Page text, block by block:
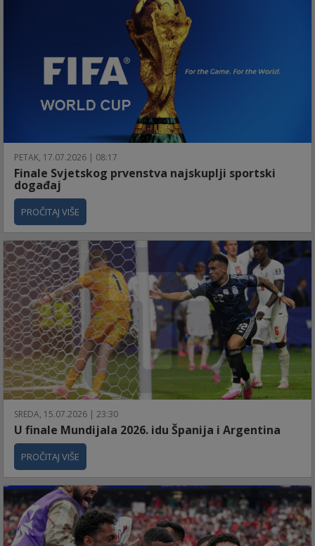
PETAK, 17.07.2026 | 08:17
Finale Svjetskog prvenstva najskuplji sportski
događaj
PROČITAJ VIŠE
SREDA, 15.07.2026 | 23:30
U finale Mundijala 2026. idu Španija i Argentina
PROČITAJ VIŠE